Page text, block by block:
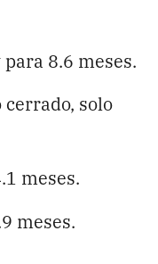
8.6 meses.
solo
meses.
meses.